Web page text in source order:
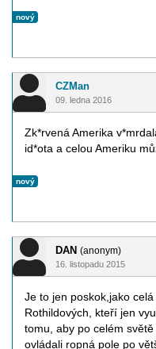
nový
CZMan
09. ledna 2016
Zk*rvená Amerika
id*ota a celou Ameriku
nový
DAN (anonym)
16. listopadu 2015
Je to jen poskok,jako
Rothildových, kteří jen
tomu, aby po celém
ovládali ropná pole po